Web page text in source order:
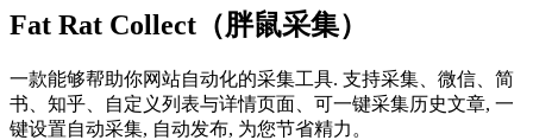
Fat Rat Collect（胖鼠采集）
一款能够帮助你网站自动化的采集工具. 支持采集、微信、简
书、知乎、自定义列表与详情页面、可一键采集历史文章, 一
键设置自动采集, 自动发布, 为您节省精力。